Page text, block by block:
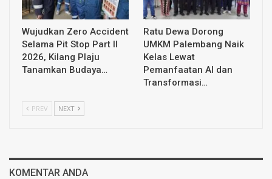
Wujudkan Zero Accident
Selama Pit Stop Part II
2026, Kilang Plaju
Tanamkan Budaya…
Ratu Dewa Dorong
UMKM Palembang Naik
Kelas Lewat
Pemanfaatan AI dan
Transformasi…
PREV NEXT
KOMENTAR ANDA